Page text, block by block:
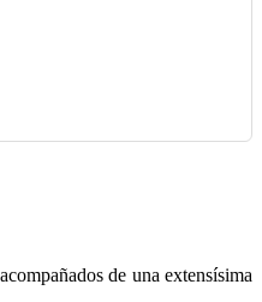
de una extensísima